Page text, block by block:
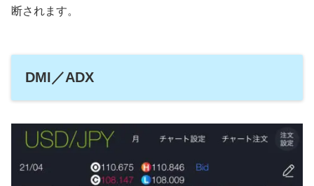
断されます。
DMI／ADX